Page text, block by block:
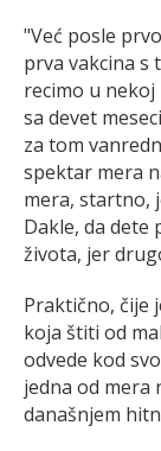
"Već posle
prva vakcina s
recimo u nekoj
sa devet
za tom
spektar mera
mera, startno,
Dakle, da dete
života, jer
Praktično, čije
koja štiti od
odvede kod
jedna od mera
današnjem